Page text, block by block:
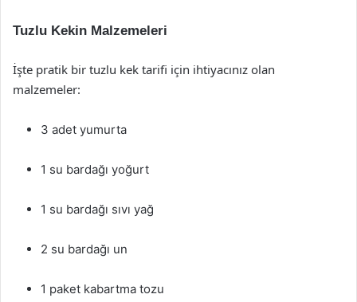
Tuzlu Kekin Malzemeleri
İşte pratik bir tuzlu kek tarifi için ihtiyacınız olan
malzemeler:
3 adet yumurta
1 su bardağı yoğurt
1 su bardağı sıvı yağ
2 su bardağı un
1 paket kabartma tozu